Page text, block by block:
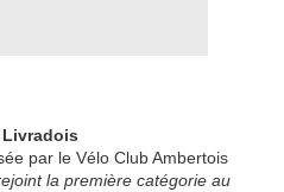
par le Vélo Club Ambertois
la première catégorie au